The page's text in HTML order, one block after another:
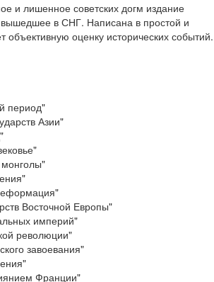
и лишенное советских догм издание
в СНГ. Написана в простой и
оценку исторических событий.
период"
Азии"
Восточной Европы"
империй"
революции"
завоевания"
Франции"